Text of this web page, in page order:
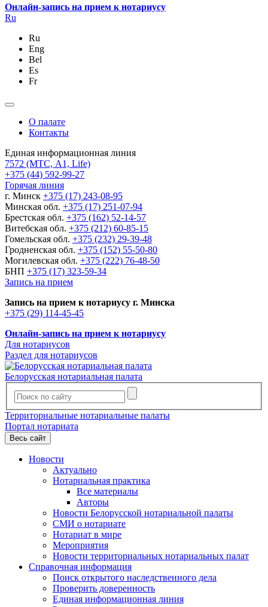
Онлайн-запись на прием к нотариусу
Ru
Ru
Eng
Bel
Es
Fr
О палате
Контакты
Единая информационная линия
7572 (МТС, A1, Life)
+375 (44) 592-99-27
Горячая линия
г. Минск +375 (17) 243-08-95
Минская обл. +375 (17) 251-07-94
Брестская обл. +375 (162) 52-14-57
Витебская обл. +375 (212) 60-85-15
Гомельская обл. +375 (232) 29-39-48
Гродненская обл. +375 (152) 55-50-80
Могилевская обл. +375 (222) 76-48-50
БНП +375 (17) 323-59-34
Запись на прием
Запись на прием к нотариусу г. Минска
+375 (29) 114-45-45
Онлайн-запись на прием к нотариусу
Для нотариусов
Раздел для нотариусов
Белорусская нотариальная палата
Территориальные нотариальные палаты
Портал нотариата
Весь сайт
Новости
Актуально
Нотариальная практика
Все материалы
Авторы
Новости Белорусской нотариальной палаты
СМИ о нотариате
Нотариат в мире
Мероприятия
Новости территориальных нотариальных палат
Справочная информация
Поиск открытого наследственного дела
Проверить доверенность
Единая информационная линия